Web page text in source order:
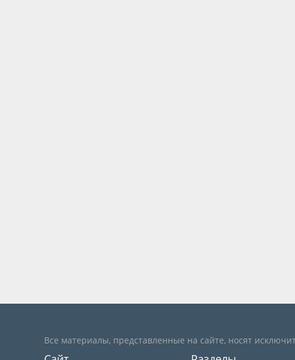
Все материалы, представленные на сайте, носят